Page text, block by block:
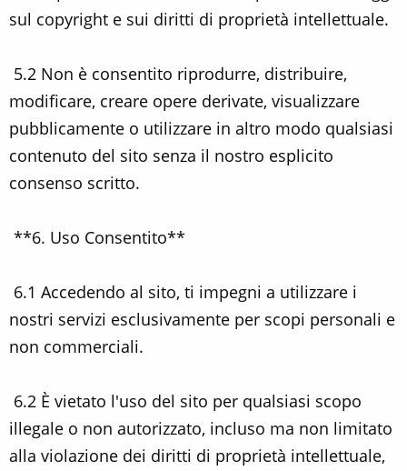
sul copyright e sui diritti di proprietà intellettuale.
5.2 Non è consentito riprodurre, distribuire,
modificare, creare opere derivate, visualizzare
pubblicamente o utilizzare in altro modo qualsiasi
contenuto del sito senza il nostro esplicito
consenso scritto.
**6. Uso Consentito**
6.1 Accedendo al sito, ti impegni a utilizzare i
nostri servizi esclusivamente per scopi personali e
non commerciali.
6.2 È vietato l'uso del sito per qualsiasi scopo
illegale o non autorizzato, incluso ma non limitato
alla violazione dei diritti di proprietà intellettuale,